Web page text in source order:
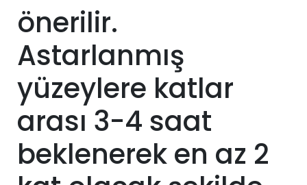
önerilir.
Astarlanmış
yüzeylere katlar
arası 3-4 saat
beklenerek en az 2